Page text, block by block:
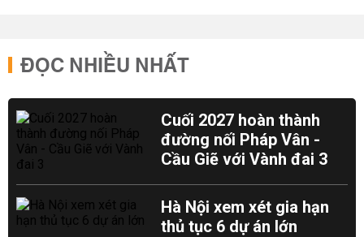
ĐỌC NHIỀU NHẤT
Cuối 2027 hoàn thành
đường nối Pháp Vân -
Cầu Giẽ với Vành đai 3
Hà Nội xem xét gia hạn
thủ tục 6 dự án lớn